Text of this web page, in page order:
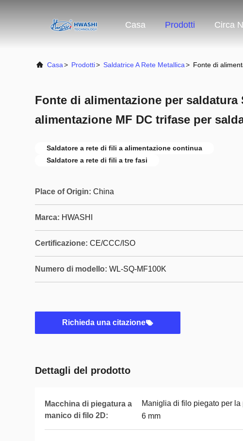
Casa Prodotti Circa
Casa> Prodotti> Saldatrice A Rete Metallica> Fonte di
Fonte di alimentazione per saldatura
alimentazione MF DC trifase per
Saldatore a rete di fili a alimentazione continua
Saldatore a rete di fili a tre fasi
Place of Origin: China
Marca: HWASHI
Certificazione: CE/CCC/ISO
Numero di modello: WL-SQ-MF100K
Richieda una citazione
Dettagli del prodotto
Macchina di piegatura a
manico di filo 2D:
Maniglia di filo piegato per
6 mm